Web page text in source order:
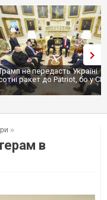
не передасть Україні
ракет до Patriot, бо у
»
в